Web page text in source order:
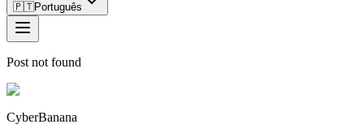
🇵🇹Português
Post not found
CyberBanana